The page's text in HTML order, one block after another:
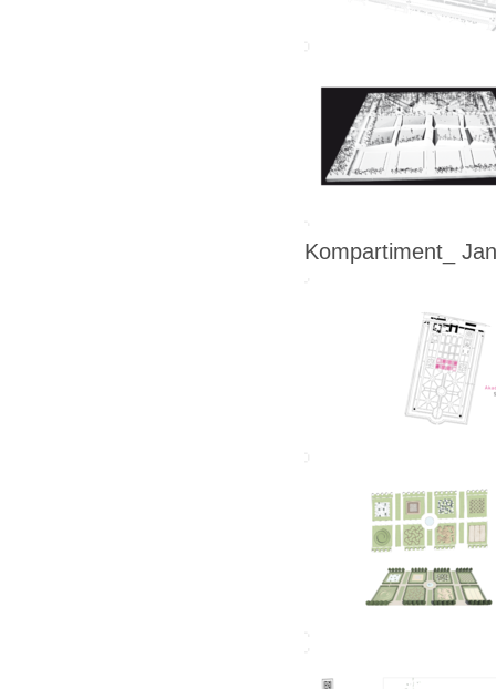
Kompartiment_